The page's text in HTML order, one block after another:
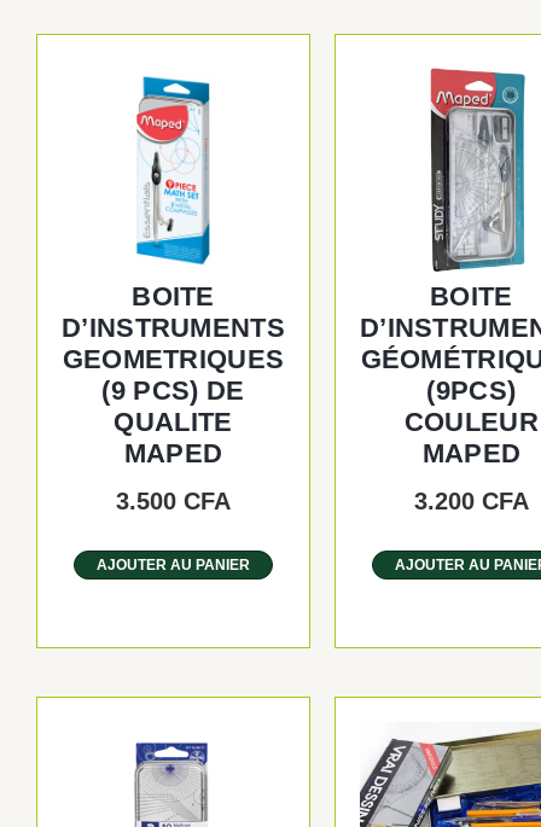
BOITE
D’INSTRUMENTS
GEOMETRIQUES
(9 PCS) DE
QUALITE
MAPED
3.500 CFA
AJOUTER AU PANIER
BOITE
(9PCS)
COULEUR
MAPED
3.200 CFA
AJOUTER AU
à
produit